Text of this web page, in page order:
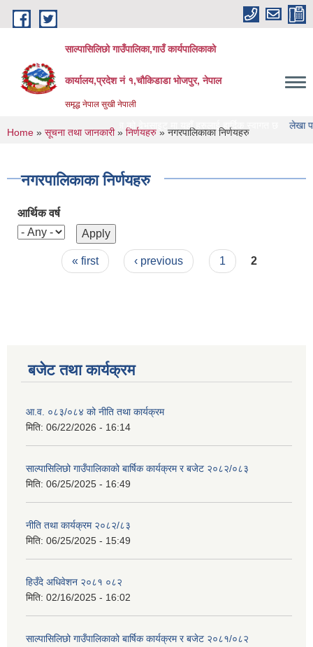
Skip to main content
साल्पासिलिछो गाउँपालिका,गाउँ कार्यपालिकाको
कार्यालय,प्रदेश नं १,चौकिडाडा भोजपुर, नेपाल
समृद्ध नेपाल सुखी नेपाली
साल्पासिलिछो गाउँपालिका को वेभसाइट मा यहाँ हरुलाई हार्दिक स्वागत छ लेखा परिक्षण
You are here
Home » सूचना तथा जानकारी» निर्णयहरु » नगरपालिकाका निर्णयहरु
नगरपालिकाका निर्णयहरु
आर्थिक वर्ष
Pages« first ‹ previous 1 2
बजेट तथा कार्यक्रम
आ.व. ०८३/०८४ को नीति तथा कार्यक्रम
मिति: 06/22/2026 - 16:14
साल्पासिलिछो गाउँपालिकाको बार्षिक कार्यक्रम र बजेट २०८२/०८३
मिति: 06/25/2025 - 16:49
नीति तथा कार्यक्रम २०८२/८३
मिति: 06/25/2025 - 15:49
हिउँदे अधिवेशन २०८१ ०८२
मिति: 02/16/2025 - 16:02
साल्पासिलिछो गाउँपालिकाको बार्षिक कार्यक्रम र बजेट २०८१/०८२